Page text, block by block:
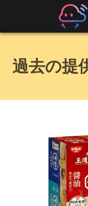
過去の提